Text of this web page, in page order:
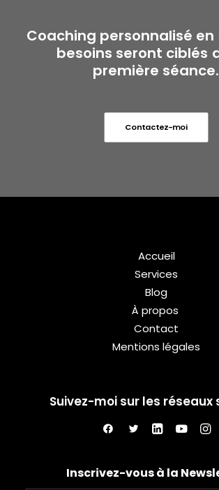
Coaching personnalisé en
besoins seront ciblés
première séance.
Contactez-moi
Accueil
Services
Blog
À propos
Contact
Mentions légales
Suivez-moi sur les réseaux
Inscrivez-vous à la